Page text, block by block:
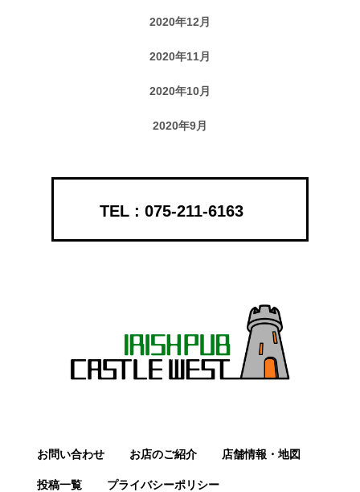
2020年12月
2020年11月
2020年10月
2020年9月
075-211-6163
お問い合わせ お店のご紹介 店舗情報・地図
投稿一覧 プライバシーポリシー